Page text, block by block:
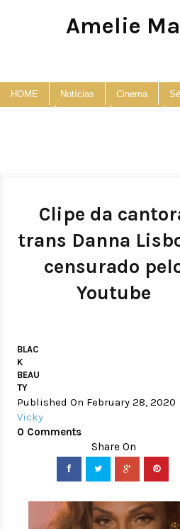
Amelie
HOME Notícias Cinema
Clipe da
trans Danna
censurado
Youtube
BLAC
K
BEAU
TY
Published On February 28, 2020
Vicky
0 Comments